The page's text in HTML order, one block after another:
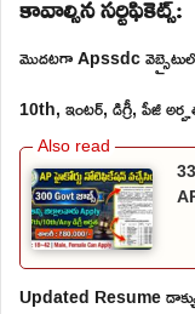
మొదటగా Apssdc వెబ్సైటులో
10th, ఇంటర్, డిగ్రీ, పీజీ
Updated Resume